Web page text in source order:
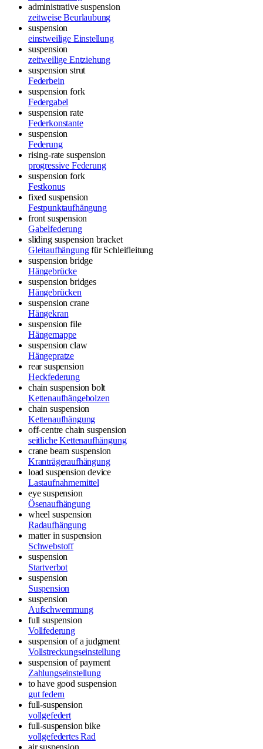
administrative suspension
zeitweise Beurlaubung
suspension
einstweilige Einstellung
suspension
zeitweilige Entziehung
suspension strut
Federbein
suspension fork
Federgabel
suspension rate
Federkonstante
suspension
Federung
rising-rate suspension
progressive Federung
suspension fork
Festkonus
fixed suspension
Festpunktaufhängung
front suspension
Gabelfederung
sliding suspension bracket
Gleitaufhängung für Schleifleitung
suspension bridge
Hängebrücke
suspension bridges
Hängebrücken
suspension crane
Hängekran
suspension file
Hängemappe
suspension claw
Hängepratze
rear suspension
Heckfederung
chain suspension bolt
Kettenaufhängebolzen
chain suspension
Kettenaufhängung
off-centre chain suspension
seitliche Kettenaufhängung
crane beam suspension
Kranträgeraufhängung
load suspension device
Lastaufnahmemittel
eye suspension
Ösenaufhängung
wheel suspension
Radaufhängung
matter in suspension
Schwebstoff
suspension
Startverbot
suspension
Suspension
suspension
Aufschwemmung
full suspension
Vollfederung
suspension of a judgment
Vollstreckungseinstellung
suspension of payment
Zahlungseinstellung
to have good suspension
gut federn
full-suspension
vollgefedert
full-suspension bike
vollgefedertes Rad
air suspension